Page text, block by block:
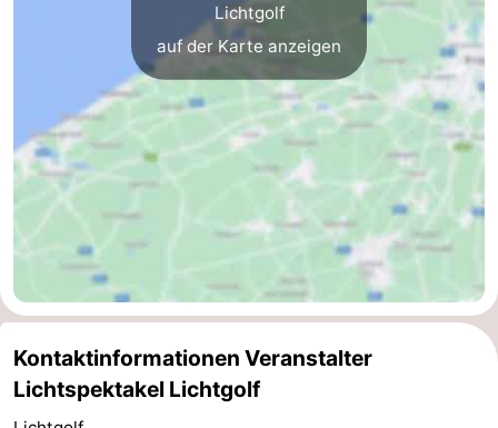
Lichtgolf
auf der Karte anzeigen
Kontaktinformationen Veranstalter
Lichtspektakel Lichtgolf